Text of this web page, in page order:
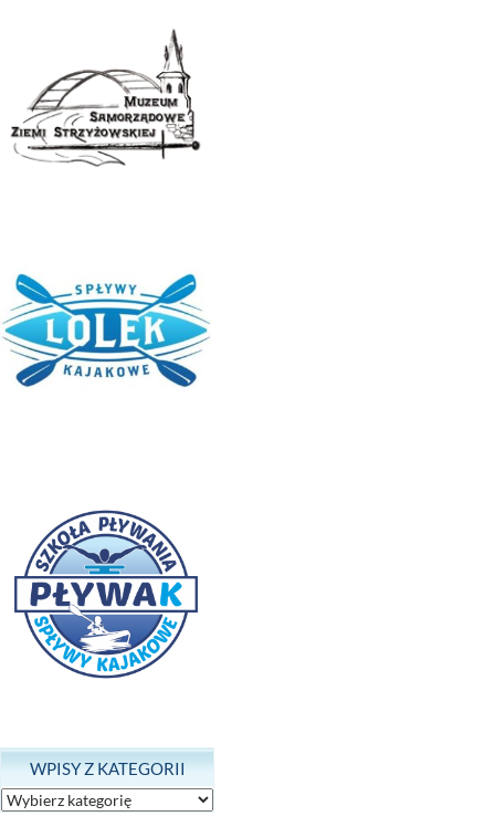
WPISY Z KATEGORII
Wpisy
z